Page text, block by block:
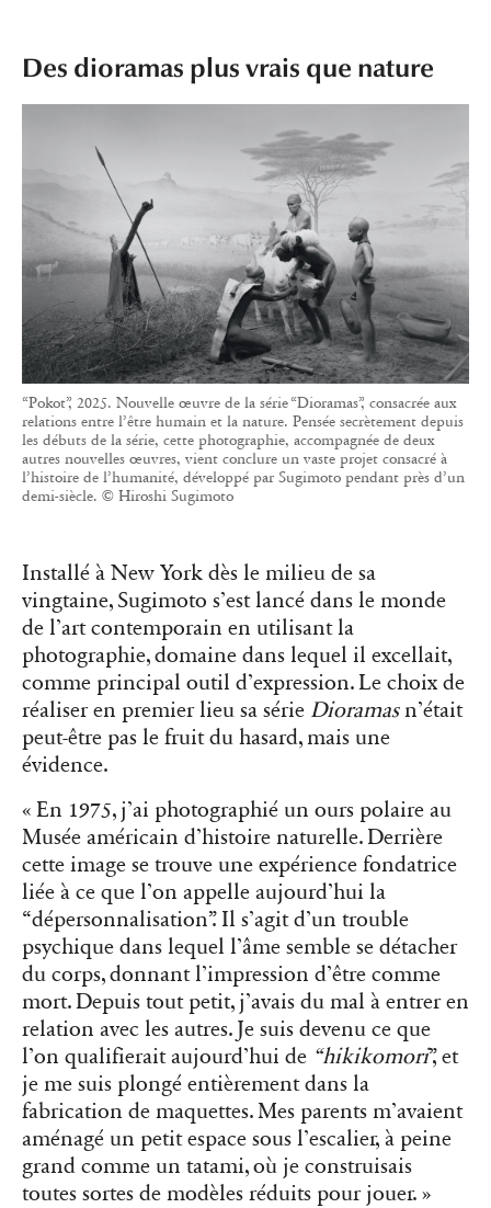
Des dioramas plus vrais que nature
“Pokot”, 2025. Nouvelle œuvre de la série “Dioramas”, consacrée aux
relations entre l’être humain et la nature. Pensée secrètement depuis
les débuts de la série, cette photographie, accompagnée de deux
autres nouvelles œuvres, vient conclure un vaste projet consacré à
l’histoire de l’humanité, développé par Sugimoto pendant près d’un
demi-siècle. © Hiroshi Sugimoto
Installé à New York dès le milieu de sa
vingtaine, Sugimoto s’est lancé dans le monde
de l’art contemporain en utilisant la
photographie, domaine dans lequel il excellait,
comme principal outil d’expression. Le choix de
réaliser en premier lieu sa série Dioramasn’était
peut-être pas le fruit du hasard, mais une
évidence.
« En 1975, j’ai photographié un ours polaire au
Musée américain d’histoire naturelle. Derrière
cette image se trouve une expérience fondatrice
liée à ce que l’on appelle aujourd’hui la
“dépersonnalisation”. Il s’agit d’un trouble
psychique dans lequel l’âme semble se détacher
du corps, donnant l’impression d’être comme
mort. Depuis tout petit, j’avais du mal à entrer en
relation avec les autres. Je suis devenu ce que
l’on qualifierait aujourd’hui de “hikikomori”, et
je me suis plongé entièrement dans la
fabrication de maquettes. Mes parents m’avaient
aménagé un petit espace sous l’escalier, à peine
grand comme un tatami, où je construisais
toutes sortes de modèles réduits pour jouer. »